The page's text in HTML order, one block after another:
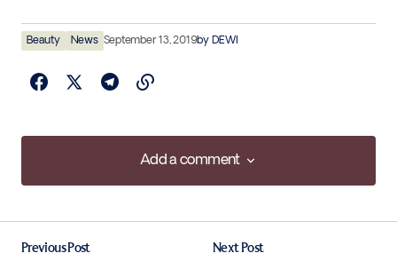
Beauty News September 13, 2019by DEWI
Add a comment
Add a comment
Previous Post
Next Post